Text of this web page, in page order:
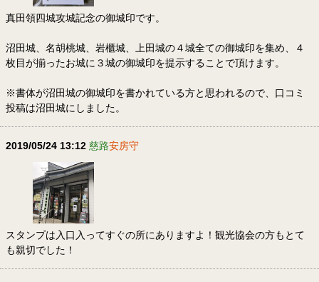
真田領四城攻城記念の御城印です。
沼田城、名胡桃城、岩櫃城、上田城の４城全ての御城印を集め、４
枚目が揃ったお城に３城の御城印を提示することで頂けます。
※書体が沼田城の御城印を書かれている方と思われるので、口コミ
投稿は沼田城にしました。
2019/05/24 13:12 慈路安房守
スタンプは入口入ってすぐの所にありますよ！観光協会の方もとて
も親切でした！